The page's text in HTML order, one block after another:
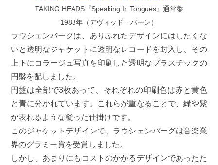
TAKING HEADS『Speaking In Tongues』通常盤
1983年（デヴィッド・バーン）
ラウシェンバーグは、ありふれたデザインにはしたくな
いと透明なジャケットに透明なレコードを封入し、その
上下にコラージュ写真を印刷した透明なプラスチックの
円盤を配しました。
円盤は全部で3枚あって、それぞれの印刷色は赤と黄色
と青に分かれています。これらが重なることで、緑や紫
が表れるような凝った仕掛けです。
このジャケットデザインで、ラウシェンバーグは音楽業
界のグラミー賞を受賞しました。
しかし、あまりにもコストのかかるデザインであったた